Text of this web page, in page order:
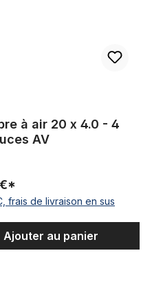
à air 20 x 4.0 - 4
AV
frais de livraison en sus
Ajouter au panier